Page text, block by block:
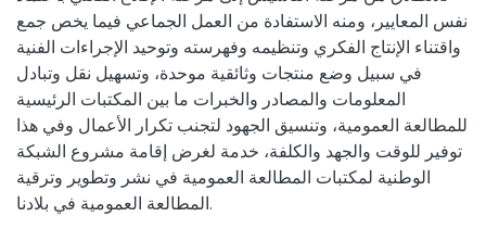
نفس المعايير، ومنه الاستفادة من العمل الجماعي فيما يخص جمع
واقتناء الإنتاج الفكري وتنظيمه وفهرسته وتوحيد الإجراءات الفنية
في سبيل وضع منتجات وثائقية موحدة، وتسهيل نقل وتبادل
المعلومات والمصادر والخبرات ما بين المكتبات الرئيسية
للمطالعة العمومية، وتنسيق الجهود لتجنب تكرار الأعمال وفي هذا
توفير للوقت والجهد والكلفة، خدمة لغرض إقامة مشروع الشبكة
الوطنية لمكتبات المطالعة العمومية في نشر وتطوير وترقية
المطالعة العمومية في بلادنا.